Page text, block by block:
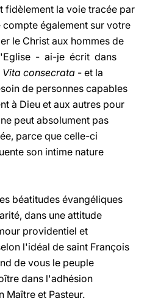
fidèlement la voie tracée par
également sur votre
le Christ aux hommes de
- ai-je écrit dans
Vita consecrata - et la
de personnes capables
à Dieu et aux autres pour
peut absolument pas
parce que celle-ci
son intime nature
béatitudes évangéliques
dans une attitude
providentiel et
l'idéal de saint François
de vous le peuple
dans l'adhésion
Maître et Pasteur.